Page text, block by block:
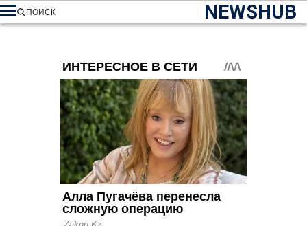
NEWSHUB
ПОИСК